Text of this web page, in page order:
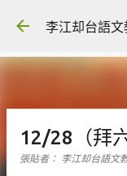
李江却台語
12/28（拜
張貼者： 李江却台語文